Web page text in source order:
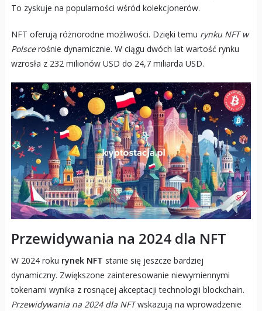
To zyskuje na popularności wśród kolekcjonerów.
NFT oferują różnorodne możliwości. Dzięki temu rynku NFT w
Polscerośnie dynamicznie. W ciągu dwóch lat wartość rynku
wzrosła z 232 milionów USD do 24,7 miliarda USD.
Przewidywania na 2024 dla NFT
W 2024 roku rynek NFT stanie się jeszcze bardziej
dynamiczny. Zwiększone zainteresowanie niewymiennymi
tokenami wynika z rosnącej akceptacji technologii blockchain.
Przewidywania na 2024 dla NFTwskazują na wprowadzenie